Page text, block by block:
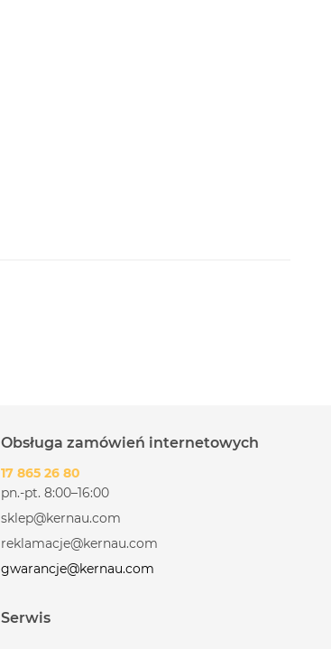
Obsługa zamówień internetowych
17 865 26 80
pn.-pt. 8:00–16:00
sklep@kernau.com
reklamacje@kernau.com
gwarancje@kernau.com
Serwis